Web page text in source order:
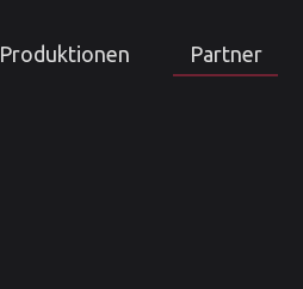
Produktionen Partner